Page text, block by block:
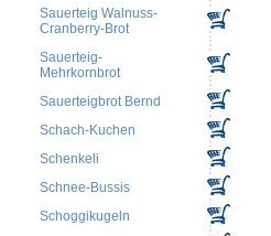
Sauerteig Walnuss-
Cranberry-Brot
Sauerteig-
Mehrkornbrot
Sauerteigbrot Bernd
Schach-Kuchen
Schenkeli
Schnee-Bussis
Schoggikugeln